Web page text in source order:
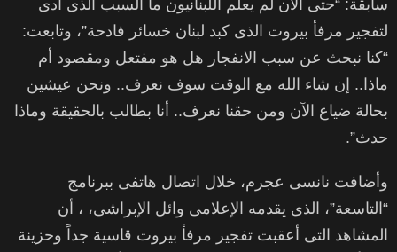
سابقة: “حتى الآن لم يعلم اللبنانيون ما السبب الذى أدى
لتفجير مرفأ بيروت الذى كبد لبنان خسائر فادحة”، وتابعت:
“كنا نبحث عن سبب الانفجار هل هو مفتعل ومقصود أم
ماذا.. إن شاء الله مع الوقت سوف نعرف.. ونحن عيشين
بحالة ضياع الآن ومن حقنا نعرف.. أنا بطالب بالحقيقة وماذا
حدث”.
وأضافت نانسى عجرم، خلال اتصال هاتفى ببرنامج
“التاسعة”، الذى يقدمه الإعلامى وائل الإبراشى، ، أن
المشاهد التى أعقبت تفجير مرفأ بيروت قاسية جداً وحزينة